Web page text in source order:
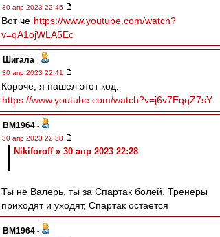
30 апр 2023 22:45
Вот че https://www.youtube.com/watch?
v=qA1ojWLA5Ec
Шигала -
30 апр 2023 22:41
Короче, я нашел этот код.
https://www.youtube.com/watch?v=j6v7EqqZ7sY
BM1964 -
30 апр 2023 22:38
Nikiforoff » 30 апр 2023 22:28
Ты не Валерь, ты за Спартак болей. Тренеры
приходят и уходят, Спартак остается
BM1964 -